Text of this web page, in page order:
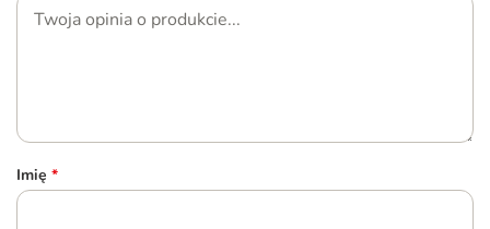
Imię *